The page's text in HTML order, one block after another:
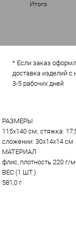
Итого
* Если заказ
доставка изделий с
3-5 рабочих дней
РАЗМЕРЫ
115х140 см; стяжка:
сложении: 30х14х14 см
МАТЕРИАЛ
флис, плотность 220 г/
ВЕС (1 ШТ.)
581,0 г